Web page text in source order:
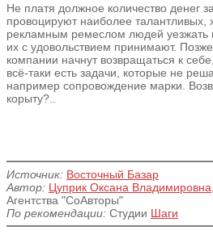
Не платя должное количество денег
провоцируют наиболее
рекламным ремеслом людей уезжать
их с удовольствием принимают.
компании начнут возвращаться к
всё-таки есть задачи, которые не
например сопровождение марки.
корыту?..
Источник: Восточный Базар
Автор: Цуприк Оксана Владимировна
Агентства "СоАвторы"
По рекомендации: Студии Шаги